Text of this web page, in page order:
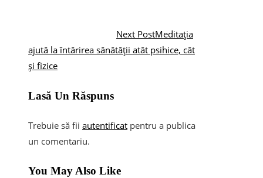
Next PostMeditația
ajută la întărirea sănătății atât psihice, cât
și fizice
Lasă Un Răspuns
Trebuie să fii autentificat pentru a publica
un comentariu.
You May Also Like